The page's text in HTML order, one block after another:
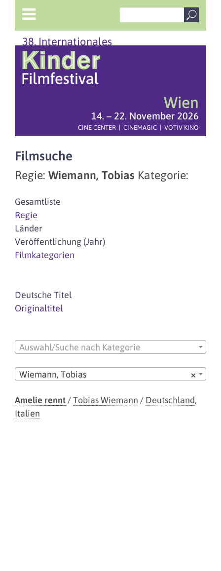
38. Internationales
Wien
14. – 22. November 2026
CINE CENTER | CINEMAGIC | VOTIV KINO
Filmsuche
Regie: Wiemann, Tobias Kategorie:
Gesamtliste
Regie
Länder
Veröffentlichung (Jahr)
Filmkategorien
Deutsche Titel
Originaltitel
Auswahl/Suche nach Kategorie
×
Wiemann, Tobias
Amelie rennt/Tobias Wiemann / Deutschland,
Italien